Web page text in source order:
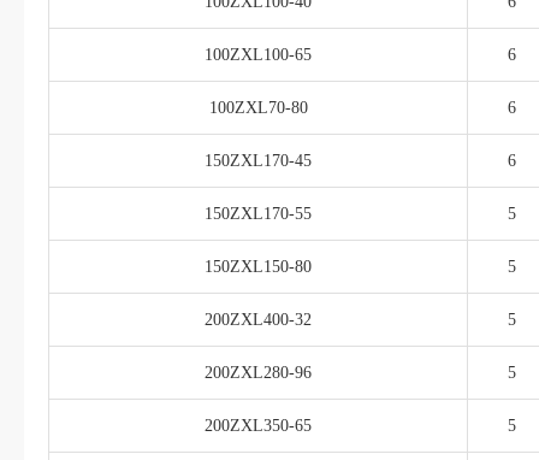
100ZXL100-65 6
100ZXL70-80 6
150ZXL170-45 6
150ZXL170-55 5
150ZXL150-80 5
200ZXL400-32 5
200ZXL280-96 5
200ZXL350-65 5